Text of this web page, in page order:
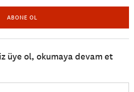
ABONE OL
üye ol, okumaya devam et